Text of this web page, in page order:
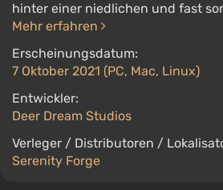
hinter einer niedlichen und fast
Mehr erfahren
Erscheinungsdatum:
7 Oktober 2021 (PC, Mac, Linux)
Entwickler:
Deer Dream Studios
Verleger / Distributoren /
Serenity Forge